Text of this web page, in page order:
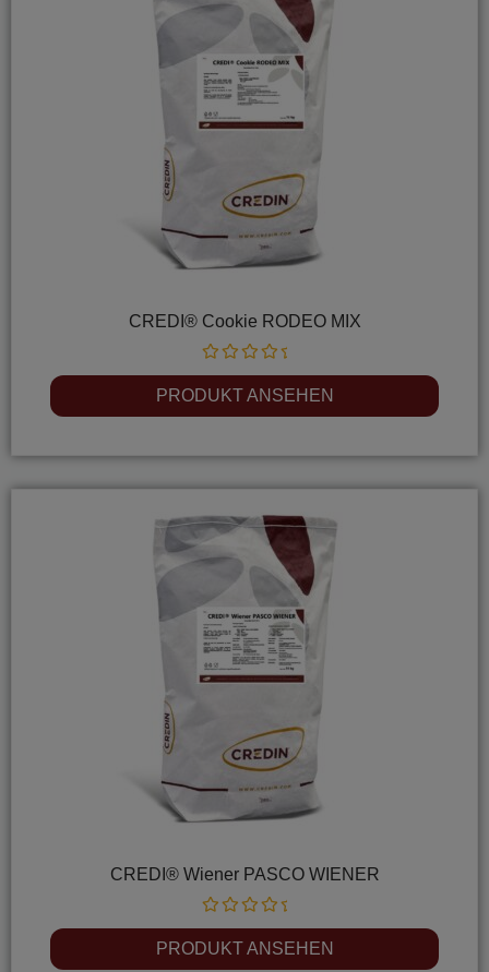
CREDI® Cookie RODEO MIX
Rated
0
out
of
PRODUKT ANSEHEN
CREDI® Wiener PASCO WIENER
Rated
0
out
PRODUKT ANSEHEN